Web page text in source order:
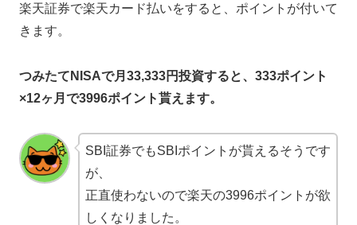
楽天証券で楽天カード払いをすると、ポイントが付いて
きます。
つみたてNISAで月33,333円投資すると、333ポイント
×12ヶ月で3996ポイント貰えます。
SBI証券でもSBIポイントが貰えるそうです
が、
正直使わないので楽天の3996ポイントが欲
しくなりました。